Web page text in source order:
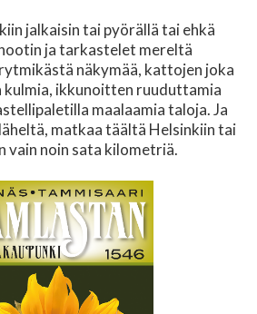
jalkaisin tai pyörällä tai ehkä
ja tarkastelet mereltä
näkymää, kattojen joka
kulmia, ikkunoitten ruuduttamia
maalaamia taloja. Ja
matkaa täältä Helsinkiin tai
vain noin sata kilometriä.